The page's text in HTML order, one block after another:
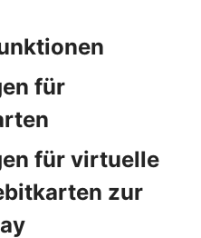
für
für virtuelle
zur